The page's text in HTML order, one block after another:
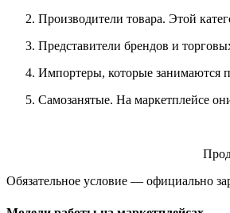
Производители товара. Этой
Представители брендов и
Импортеры, которые занимаются
Самозанятые. На маркетплейсе
Обязательное условие — официально